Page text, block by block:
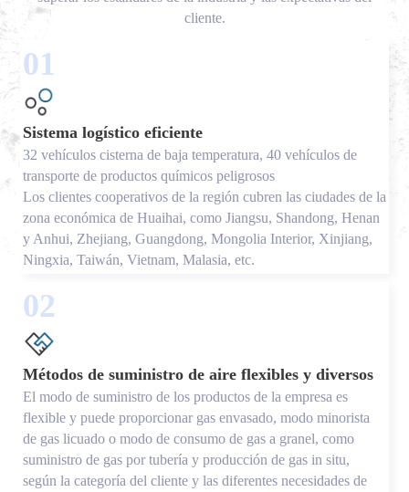
cliente.
01
Sistema logístico eficiente
32 vehículos cisterna de baja temperatura, 40 vehículos de
transporte de productos químicos peligrosos
Los clientes cooperativos de la región cubren las ciudades de la
zona económica de Huaihai, como Jiangsu, Shandong, Henan
y Anhui, Zhejiang, Guangdong, Mongolia Interior, Xinjiang,
Ningxia, Taiwán, Vietnam, Malasia, etc.
02
Métodos de suministro de aire flexibles y diversos
El modo de suministro de los productos de la empresa es
flexible y puede proporcionar gas envasado, modo minorista
de gas licuado o modo de consumo de gas a granel, como
suministro de gas por tubería y producción de gas in situ,
según la categoría del cliente y las diferentes necesidades de